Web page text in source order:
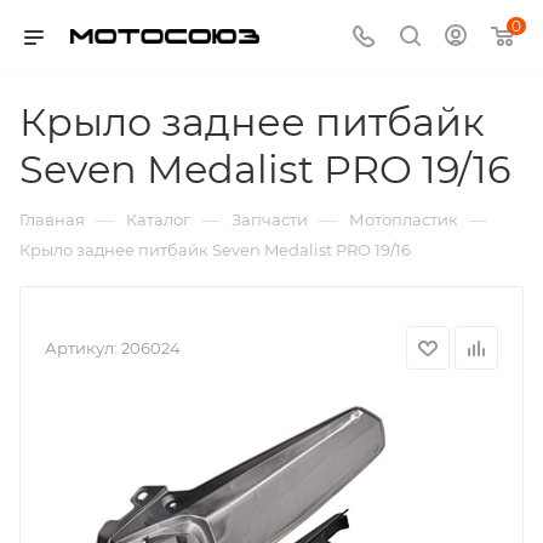
0
Крыло заднее питбайк
Seven Medalist PRO 19/16
Главная — Каталог — Запчасти — Мотопластик —
Крыло заднее питбайк Seven Medalist PRO 19/16
Артикул: 206024